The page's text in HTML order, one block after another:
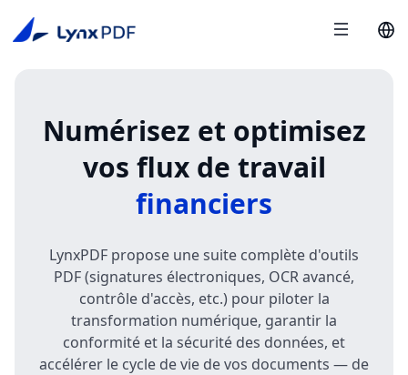
Numérisez et optimisez
vos flux de travail
financiers
LynxPDF propose une suite complète d'outils
PDF (signatures électroniques, OCR avancé,
contrôle d'accès, etc.) pour piloter la
transformation numérique, garantir la
conformité et la sécurité des données, et
accélérer le cycle de vie de vos documents — de